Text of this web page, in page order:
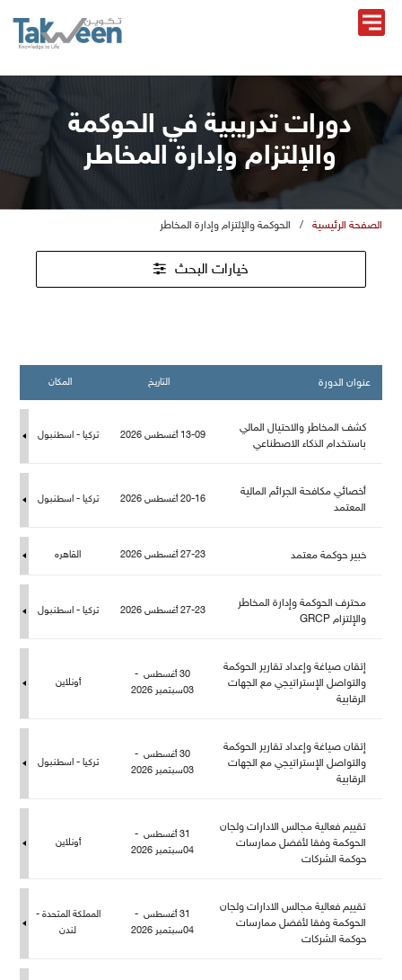
دورات تدريبية في الحوكمة
والإلتزام وإدارة المخاطر
الصفحة الرئيسية / الحوكمة والإلتزام وإدارة المخاطر
خيارات البحث
عنوان الدورة التاريخ المكان
كشف المخاطر والاحتيال المالي
باستخدام الذكاء الاصطناعي
13-09 أغسطس 2026 تركيا - اسطنبو
أخصائي مكافحة الجرائم المالية
المعتمد
20-16 أغسطس 2026 تركيا - اسطنبو
خبير حوكمة معتمد 27-23 أغسطس 2026 القاهره
حترف الحوكمة وإدارة المخاطر
والإلتزام GRCP
27-23 أغسطس 2026 تركيا - اسطنبو
إتقان صياغة وإعداد تقارير الحوكمة
والتواصل الإستراتيجي مع الجهات
الرقابية
30 أغسطس -
03سبتمبر 2026
أونلاين
إتقان صياغة وإعداد تقارير الحوكمة
والتواصل الإستراتيجي مع الجهات
الرقابية
30 أغسطس -
03سبتمبر 2026
تركيا - اسطنبو
تقييم فعالية مجالس الادارات ولجان
الحوكمة وفقا لأفضل ممارسات
حوكمة الشركات
31 أغسطس -
04سبتمبر 2026
أونلاين
تقييم فعالية مجالس الادارات ولجان
الحوكمة وفقا لأفضل ممارسات
حوكمة الشركات
31 أغسطس -
04سبتمبر 2026
المملكة المتحدة -
ندن